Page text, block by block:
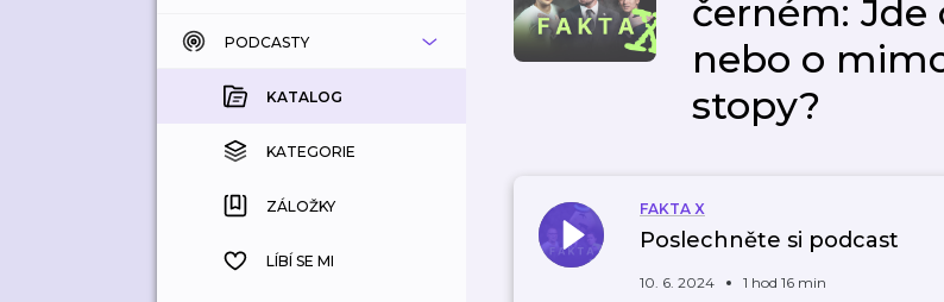
KATALOG
KOUPENÉ
KATEGORIE
ZÁLOŽKY
HISTORIE
PODCASTY
KATALOG
KATEGORIE
ZÁLOŽKY
LÍBÍ SE MI
černém:
nebo o
stopy?
FAKTA X
Poslechněte si podcast
10. 6. 2024 1 hod 16 min